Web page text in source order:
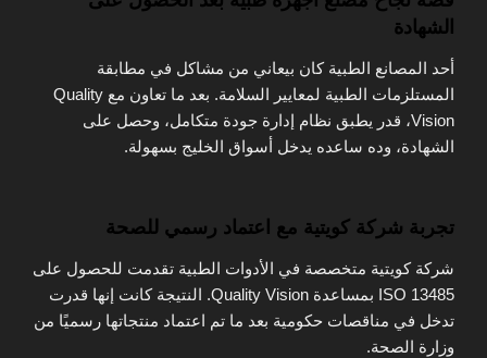
الشهادة
أحد المصانع الطبية كان بيعاني من مشاكل في مطابقة
المستلزمات الطبية لمعايير السلامة. بعد ما تعاون مع Quality
Vision، قدر يطبق نظام إدارة جودة متكامل، وحصل على
الشهادة، وده ساعده يدخل أسواق الخليج بسهولة.
تجربة شركة كويتية مع اعتماد رسمي للصحة
شركة كويتية متخصصة في الأدوات الطبية تقدمت للحصول على
ISO 13485 بمساعدة Quality Vision. النتيجة كانت إنها قدرت
تدخل في مناقصات حكومية بعد ما تم اعتماد منتجاتها رسميًا من
وزارة الصحة.